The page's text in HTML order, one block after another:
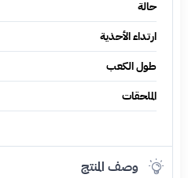
حالة
ارتداء الأحذية
طول الكعب
الملحقات
وصف المنتج